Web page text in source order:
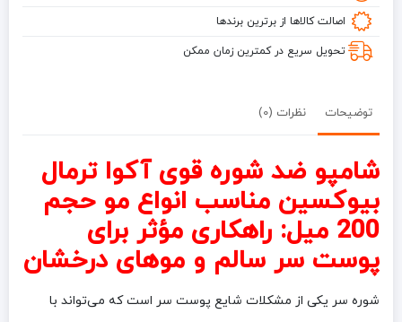
حجم
200
اصالت کالاها از برترین برندها
تحویل سریع در کمترین زمان ممکن
توضیحات نظرات (0)
شامپو ضد شوره قوی آکوا ترمال
بیوکسین مناسب انواع مو حجم
200 میل: راهکاری مؤثر برای
پوست سر سالم و موهای درخشان
شوره سر یکی از مشکلات شایع پوست سر است که می‌تواند با